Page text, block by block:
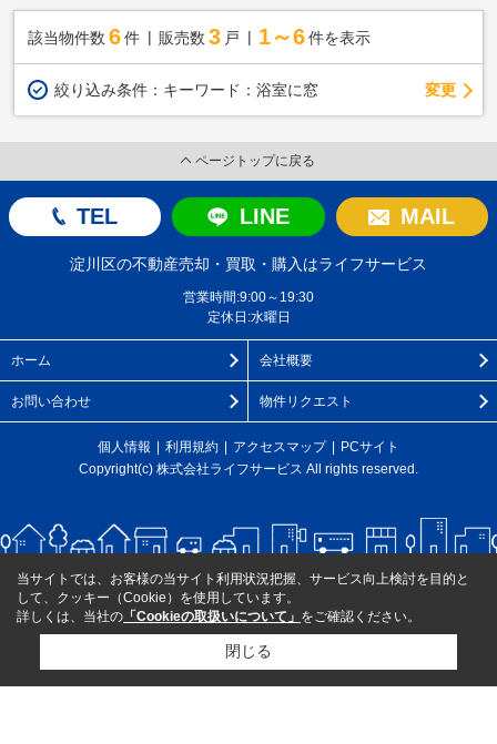
該当物件数 6件 販売数 3 戸 1～6 件を表示
絞り込み条件： キーワード：浴室に窓 変更
ページトップに戻る
TEL LINE MAIL
淀川区の不動産売却・買取・購入はライフサービス
営業時間:9:00～19:30
定休日:水曜日
ホーム 会社概要
お問い合わせ 物件リクエスト
個人情報 利用規約 アクセスマップ
PCサイト
Copyright(c) 株式会社ライフサービス All rights reserved.
当サイトでは、お客様の当サイト利用状況把握、サービス向上検討を目的と
して、クッキー（Cookie）を使用しています。
詳しくは、当社の 「Cookieの取扱いについて」 をご確認ください。
閉じる